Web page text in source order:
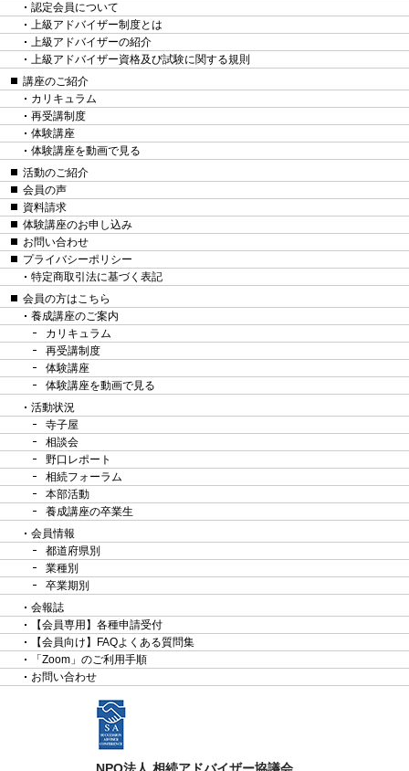
認定会員について
上級アドバイザー制度とは
上級アドバイザーの紹介
上級アドバイザー資格及び試験に関する規則
講座のご紹介
カリキュラム
再受講制度
体験講座
体験講座を動画で見る
活動のご紹介
会員の声
資料請求
体験講座のお申し込み
お問い合わせ
プライバシーポリシー
特定商取引法に基づく表記
会員の方はこちら
養成講座のご案内
カリキュラム
再受講制度
体験講座
体験講座を動画で見る
活動状況
寺子屋
相談会
野口レポート
相続フォーラム
本部活動
養成講座の卒業生
会員情報
都道府県別
業種別
卒業期別
会報誌
【会員専用】各種申請受付
【会員向け】FAQよくある質問集
「Zoom」のご利用手順
お問い合わせ